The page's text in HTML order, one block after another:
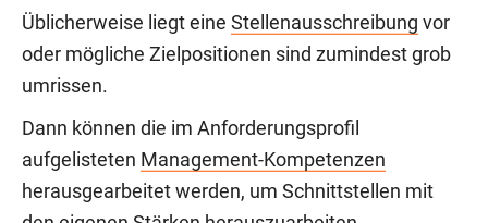
Üblicherweise liegt eine Stellenausschreibung vor
oder mögliche Zielpositionen sind zumindest grob
umrissen.
Dann können die im Anforderungsprofil
aufgelisteten Management-Kompetenzen
herausgearbeitet werden, um Schnittstellen mit